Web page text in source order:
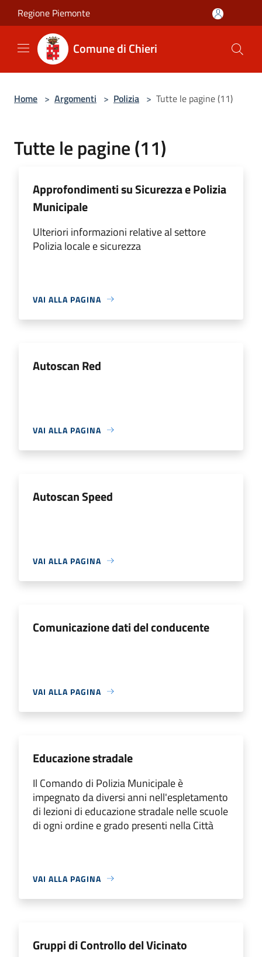
Salta al contenuto principale
Regione Piemonte
Comune di Chieri
Home > Argomenti > Polizia > Tutte le pagine (11)
Tutte le pagine (11)
Approfondimenti su Sicurezza e Polizia
Municipale
Ulteriori informazioni relative al settore
Polizia locale e sicurezza
VAI ALLA PAGINA
Autoscan Red
VAI ALLA PAGINA
Autoscan Speed
VAI ALLA PAGINA
Comunicazione dati del conducente
VAI ALLA PAGINA
Educazione stradale
Il Comando di Polizia Municipale è
impegnato da diversi anni nell'espletamento
di lezioni di educazione stradale nelle scuole
di ogni ordine e grado presenti nella Città
VAI ALLA PAGINA
Gruppi di Controllo del Vicinato